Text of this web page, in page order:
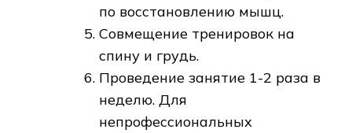
по восстановлению мышц.
Совмещение тренировок на
спину и грудь.
Проведение занятие 1-2 раза в
неделю. Для
непрофессиональных